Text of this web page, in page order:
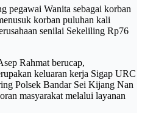
pegawai Wanita sebagai korban
korban puluhan kali
senilai Sekeliling Rp76
Rahmat berucap,
keluaran kerja Sigap URC
Polsek Bandar Sei Kijang Nan
masyarakat melalui layanan